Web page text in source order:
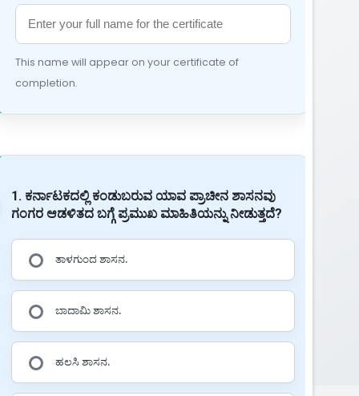
This name will appear on your certificate of
completion.
1. ಕರ್ನಾಟಕದಲ್ಲಿ ಕಂಡುಬರುವ ಯಾವ ಪ್ರಾಚೀನ ಶಾಸನವು
ಗಂಗರ ಆಡಳಿತದ ಬಗ್ಗೆ ಪ್ರಮುಖ ಮಾಹಿತಿಯನ್ನು ನೀಡುತ್ತದೆ?
ತಾಳಗುಂದ ಶಾಸನ.
ಬಾದಾಮಿ ಶಾಸನ.
ಹಲಸಿ ಶಾಸನ.